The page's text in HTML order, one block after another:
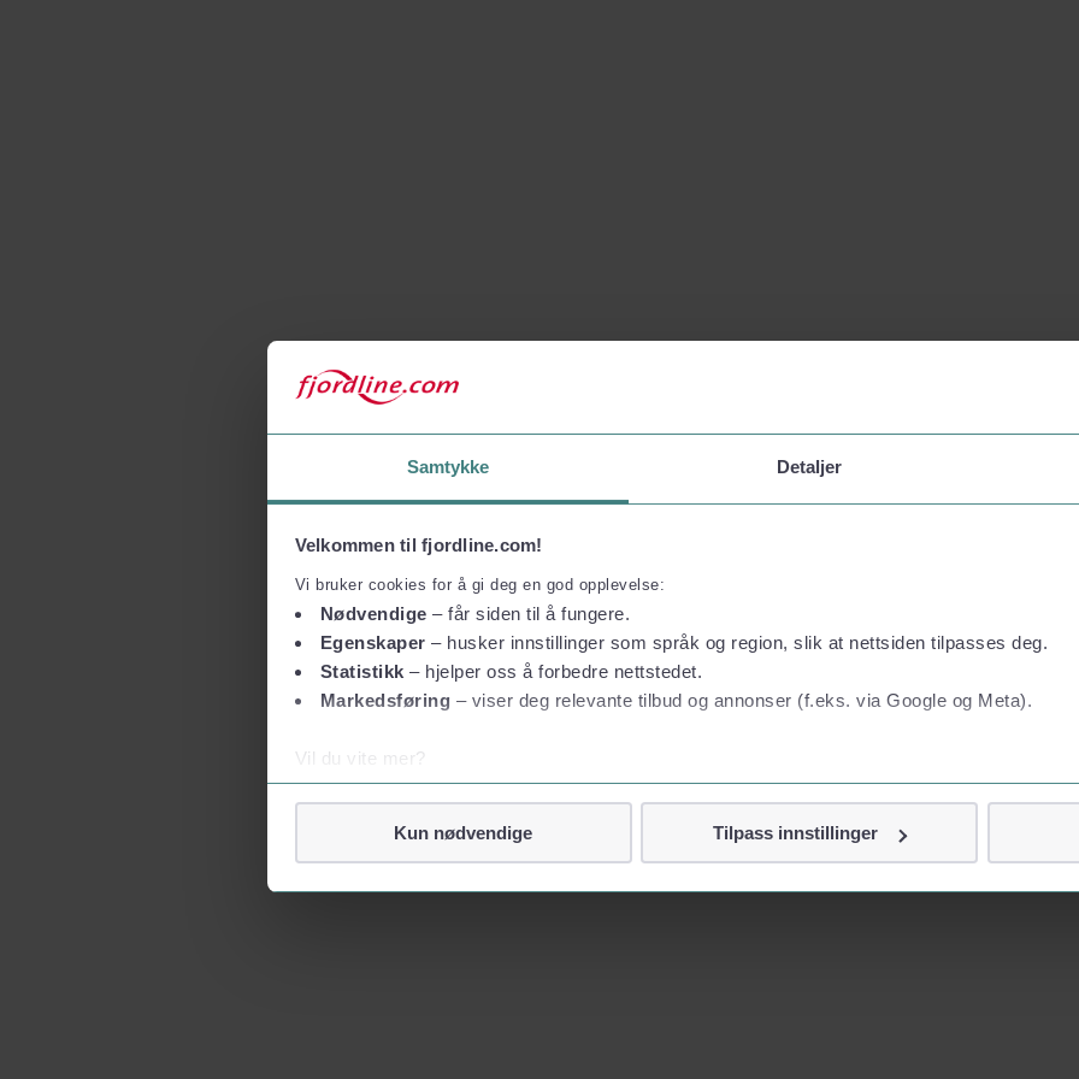
Samtykke Detaljer
Velkommen til fjordline.com!
Vi bruker cookies for å gi deg en god opplevelse:
Nødvendige – får siden til å fungere.
Egenskaper – husker innstillinger som språk og region, slik at nettsiden tilpasses deg.
Statistikk – hjelper oss å forbedre nettstedet.
Markedsføring – viser deg relevante tilbud og annonser (f.eks. via Google og Meta).
Vil du vite mer?
Om informasjonskapsler
Kun nødvendige Tilpass innstillinger